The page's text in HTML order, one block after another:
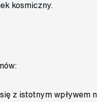
kosmiczny.
z istotnym wpływem